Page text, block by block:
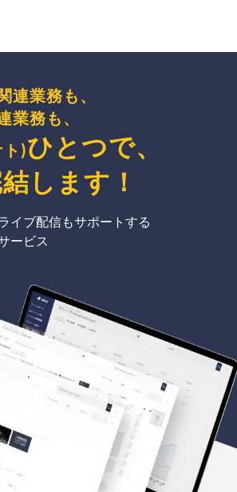
連業務も、
業務も、
ト)ひとつで、
します ！
イブ配信もサポートする
ービス